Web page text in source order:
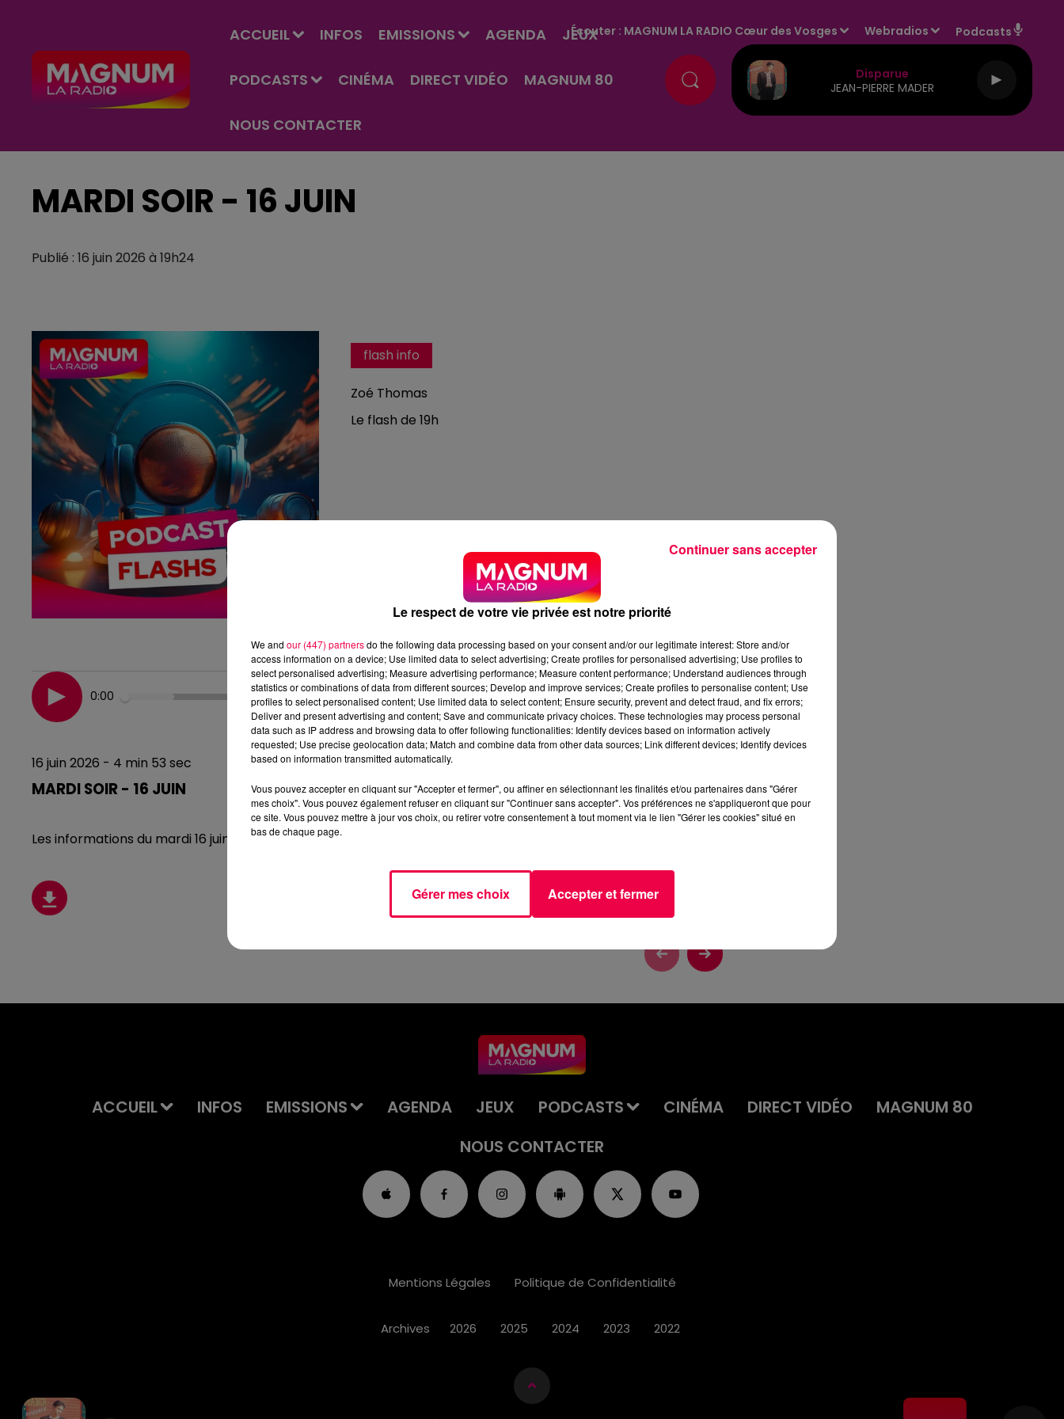
ACCUEIL INFOS EMISSIONS AGENDA JEUX
PODCASTS CINÉMA DIRECT VIDÉO MAGNUM 80
NOUS CONTACTER
Écouter : MAGNUM LA RADIO Cœur des Vosges Webradios Podcasts
Disparue
JEAN-PIERRE MADER
MARDI SOIR - 16 JUIN
Publié : 16 juin 2026 à 19h24
flash info
Zoé Thomas
Le flash de 19h
0:00 4 min 53 sec
16 juin 2026 - 4 min 53 sec
MARDI SOIR - 16 JUIN
Les informations du mardi 16 juin 2026 à 19h.
ACCUEIL INFOS EMISSIONS AGENDA JEUX PODCASTS CINÉMA DIRECT VIDÉO
MAGNUM 80
NOUS CONTACTER
Mentions Légales Politique de Confidentialité
Archives 2026 2025 2024 2023 2022
Le respect de votre vie privée est notre priorité
We and our (447) partnersdo the following data processing based on your consent and/or our legitimate interest: Store and/or
access information on a device; Use limited data to select advertising; Create profiles for personalised advertising; Use profiles to
select personalised advertising; Measure advertising performance; Measure content performance; Understand audiences through
statistics or combinations of data from different sources; Develop and improve services; Create profiles to personalise content; Use
profiles to select personalised content; Use limited data to select content; Ensure security, prevent and detect fraud, and fix errors;
Deliver and present advertising and content; Save and communicate privacy choices. These technologies may process personal
data such as IP address and browsing data to offer following functionalities: Identify devices based on information actively
requested; Use precise geolocation data; Match and combine data from other data sources; Link different devices; Identify devices
based on information transmitted automatically.
Vous pouvez accepter en cliquant sur "Accepter et fermer", ou affiner en sélectionnant les finalités et/ou partenaires dans "Gérer
mes choix". Vous pouvez également refuser en cliquant sur "Continuer sans accepter". Vos préférences ne s'appliqueront que pour
ce site. Vous pouvez mettre à jour vos choix, ou retirer votre consentement à tout moment via le lien "Gérer les cookies" situé en
bas de chaque page.
Gérer mes choix Accepter et fermer
Continuer sans accepter